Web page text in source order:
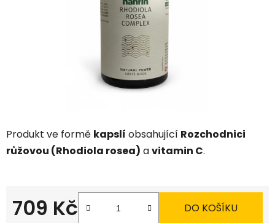
Produkt ve formě kapslí obsahující Rozchodnici
růžovou (Rhodiola rosea) avitamin C.
709 Kč DO KOŠÍKU